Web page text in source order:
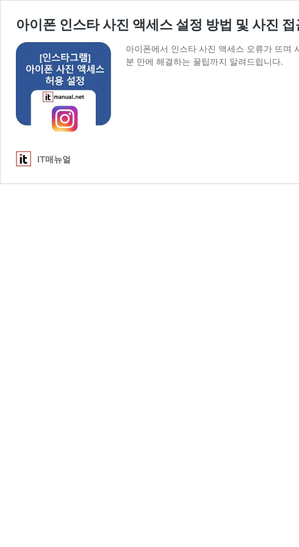
아이폰 인스타 사진 액세스 설정 방법 및 사진
아이폰에서 인스타 사진 액세스 오류가 뜨며
분 만에 해결하는 꿀팁까지 알려드립니다.
IT매뉴얼